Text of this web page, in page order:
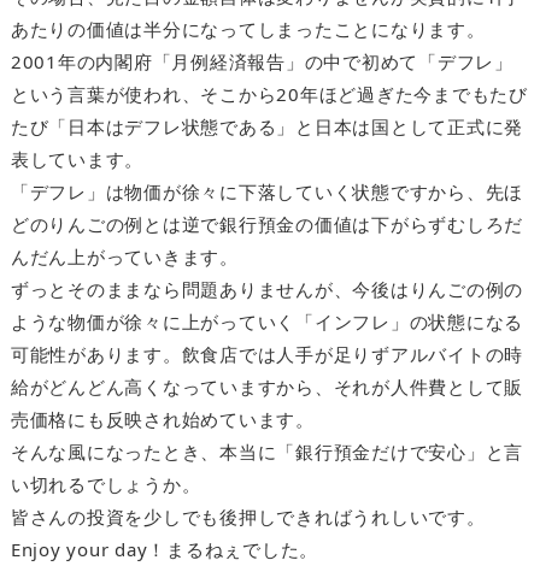
あたりの価値は半分になってしまったことになります。
2001年の内閣府「月例経済報告」の中で初めて「デフレ」
という言葉が使われ、そこから20年ほど過ぎた今までもたび
たび「日本はデフレ状態である」と日本は国として正式に発
表しています。
「デフレ」は物価が徐々に下落していく状態ですから、先ほ
どのりんごの例とは逆で銀行預金の価値は下がらずむしろだ
んだん上がっていきます。
ずっとそのままなら問題ありませんが、今後はりんごの例の
ような物価が徐々に上がっていく「インフレ」の状態になる
可能性があります。飲食店では人手が足りずアルバイトの時
給がどんどん高くなっていますから、それが人件費として販
売価格にも反映され始めています。
そんな風になったとき、本当に「銀行預金だけで安心」と言
い切れるでしょうか。
皆さんの投資を少しでも後押しできればうれしいです。
Enjoy your day！まるねぇでした。